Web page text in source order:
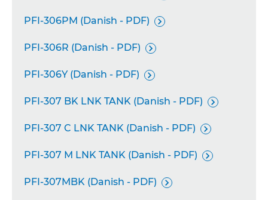
PFI-306PM (Danish - PDF) 
PFI-306R (Danish - PDF) 
PFI-306Y (Danish - PDF) 
PFI-307 BK LNK TANK (Danish - PDF) 
PFI-307 C LNK TANK (Danish - PDF) 
PFI-307 M LNK TANK (Danish - PDF) 
PFI-307MBK (Danish - PDF) 